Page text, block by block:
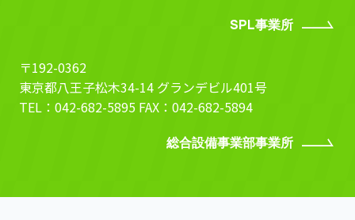
SPL事業所
〒192-0362
東京都八王子松木34-14 グランデビル401号
TEL：042-682-5895 FAX：042-682-5894
総合設備事業部事業所